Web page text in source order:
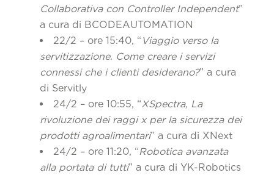
Collaborativa con Controller Independent”
a cura di BCODEAUTOMATION
22/2 – ore 15:40, “ Viaggio verso la
servitizzazione. Come creare i servizi
connessi che i clienti desiderano?” a cura
di Servitly
24/2 – ore 10:55, “XSpectra, La
rivoluzione dei raggi x per la sicurezza dei
prodotti agroalimentari” a cura di XNext
24/2 – ore 11:20, “Robotica avanzata
alla portata di tutti” a cura di YK-Robotics